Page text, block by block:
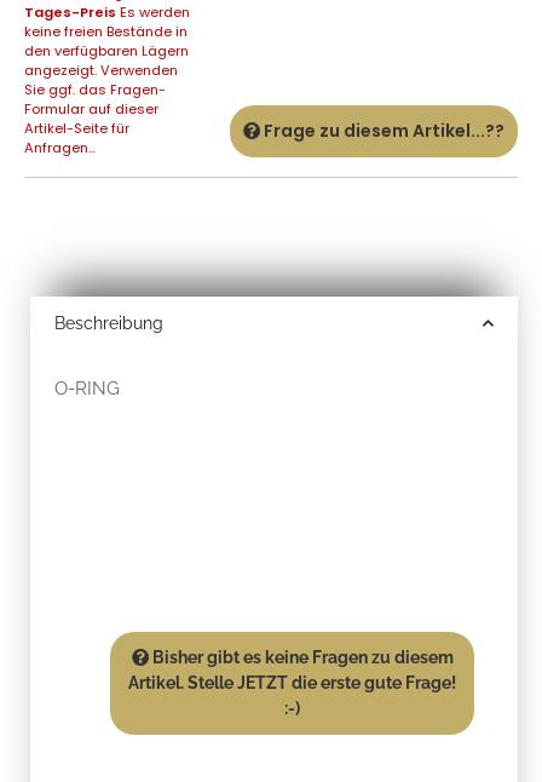
Tages-Preis Es werden
keine freien Bestände in
den verfügbaren Lägern
angezeigt. Verwenden
Sie ggf. das Fragen-
Formular auf dieser
Artikel-Seite für
Anfragen...
Frage zu diesem Artikel...??
Beschreibung
O-RING
Bisher gibt es keine Fragen zu diesem
Artikel. Stelle JETZT die erste gute Frage!
:-)